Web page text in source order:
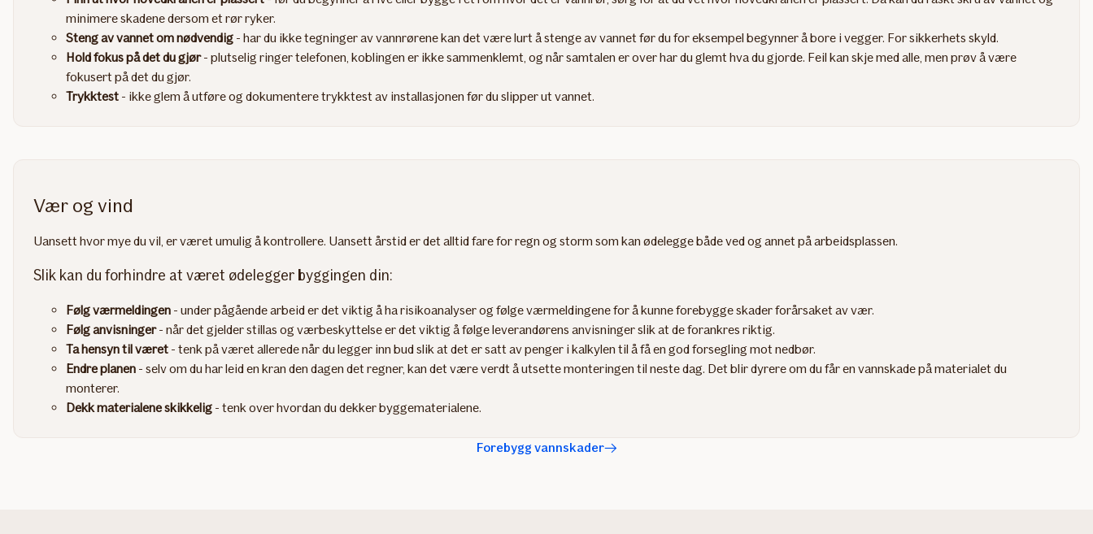
minimere skadene dersom et rør ryker.
Steng av vannet om nødvendig - har du ikke tegninger av vannrørene kan det være lurt å stenge av vannet før du for eksempel begynner å bore i vegger. For sikkerhets skyld.
Hold fokus på det du gjør- plutselig ringer telefonen, koblingen er ikke sammenklemt, og når samtalen er over har du glemt hva du gjorde. Feil kan skje med alle, men prøv å være
fokusert på det du gjør.
Trykktest - ikke glem å utføre og dokumentere trykktest av installasjonen før du slipper ut vannet.
Vær og vind
Uansett hvor mye du vil, er været umulig å kontrollere. Uansett årstid er det alltid fare for regn og storm som kan ødelegge både ved og annet på arbeidsplassen.
Slik kan du forhindre at været ødelegger byggingen din:
Følg værmeldingen - under pågående arbeid er det viktig å ha risikoanalyser og følge værmeldingene for å kunne forebygge skader forårsaket av vær.
Følg anvisninger- når det gjelder stillas og værbeskyttelse er det viktig å følge leverandørens anvisninger slik at de forankres riktig.
Ta hensyn til været - tenk på været allerede når du legger inn bud slik at det er satt av penger i kalkylen til å få en god forsegling mot nedbør.
Endre planen - selv om du har leid en kran den dagen det regner, kan det være verdt å utsette monteringen til neste dag. Det blir dyrere om du får en vannskade på materialet du
monterer.
Dekk materialene skikkelig - tenk over hvordan du dekker byggematerialene.
Forebygg vannskader